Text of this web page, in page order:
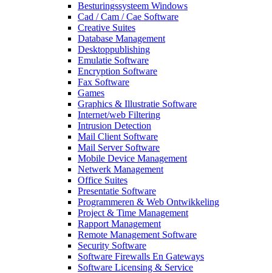
Besturingssysteem Windows
Cad / Cam / Cae Software
Creative Suites
Database Management
Desktoppublishing
Emulatie Software
Encryption Software
Fax Software
Games
Graphics & Illustratie Software
Internet/web Filtering
Intrusion Detection
Mail Client Software
Mail Server Software
Mobile Device Management
Netwerk Management
Office Suites
Presentatie Software
Programmeren & Web Ontwikkeling
Project & Time Management
Rapport Management
Remote Management Software
Security Software
Software Firewalls En Gateways
Software Licensing & Service